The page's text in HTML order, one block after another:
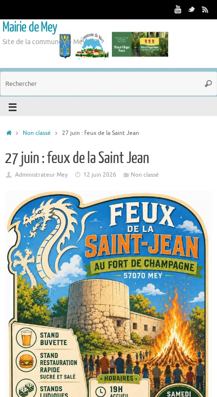
Mairie de Mey
Site de la commune de Mey (57)
Non classé 27 juin : feux de la Saint Jean
27 juin : feux de la Saint Jean
Administrateur Mey 12 juin 2026 Non classé